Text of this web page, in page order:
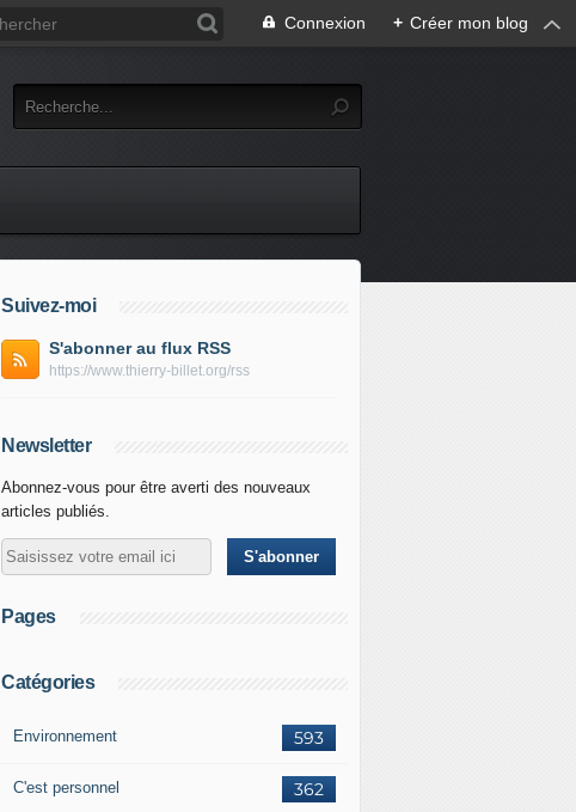
Connexion + Créer mon blog
Suivez-moi
S'abonner au flux RSS
https://www.thierry-billet.org/rss
Newsletter
Abonnez-vous pour être averti des nouveaux
articles publiés.
Pages
Catégories
593
Environnement
362
C'est personnel